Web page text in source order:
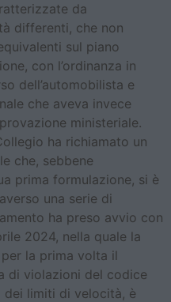
da
differenti, che non
sul piano
con l’ordinanza in
dell’automobilista e
che aveva invece
ministeriale.
ha richiamato un
che, sebbene
prima formulazione, si è
una serie di
ha preso avvio con
2024, nella quale la
la prima volta il
di violazioni del codice
dei limiti di velocità, è